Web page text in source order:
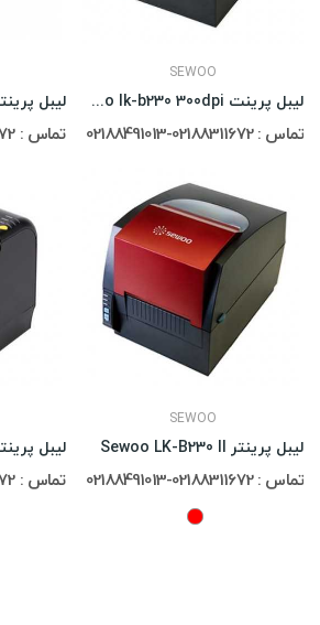
SEWOO
لیبل پرینت Sewoo lk-b230 300dpi
تماس : 02188311672-02188491013 تماس : 02188311672-02188491013
SEWOO
لیبل پرینتر Sewoo LK-B230 II
تماس : 02188311672-02188491013 تماس : 02188311672-02188491013